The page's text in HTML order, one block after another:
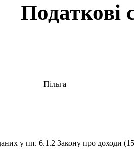
Податкові
Пільга
у пп. 6.1.2 Закону про доходи